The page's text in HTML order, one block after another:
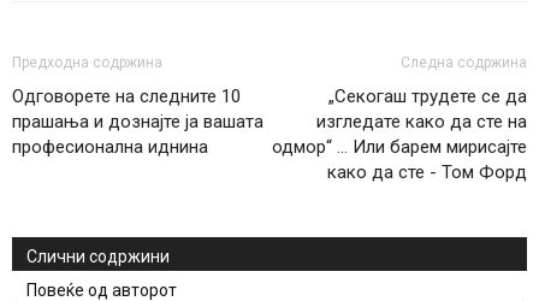
Предходна содржина
Одговорете на следните 10
прашања и дознајте ја вашата
професионална иднина
Следна содржина
„Секогаш трудете се да
изгледате како да сте на
одмор“ … Или барем мирисајте
како да сте - Том Форд
Слични содржини
Повеќе од авторот